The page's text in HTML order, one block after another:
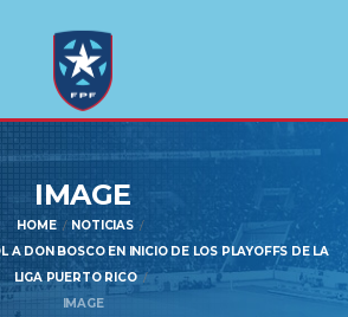
IMAGE
HOME
NOTICIAS
A DON BOSCO EN INICIO DE LOS PLAYOFFS DE LA
LIGA PUERTO RICO
IMAGE